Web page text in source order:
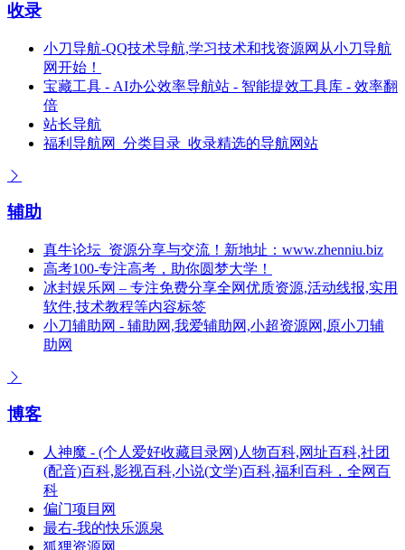
收录
小刀导航-QQ技术导航,学习技术和找资源网从小刀导航
网开始！
宝藏工具 - AI办公效率导航站 - 智能提效工具库 - 效率翻
倍
站长导航
福利导航网_分类目录_收录精选的导航网站
辅助
真牛论坛_资源分享与交流！新地址：www.zhenniu.biz
高考100-专注高考，助你圆梦大学！
冰封娱乐网 – 专注免费分享全网优质资源,活动线报,实用
软件,技术教程等内容标签
小刀辅助网 - 辅助网,我爱辅助网,小超资源网,原小刀辅
助网
博客
人神魔 - (个人爱好收藏目录网)人物百科,网址百科,社团
(配音)百科,影视百科,小说(文学)百科,福利百科，全网百
科
偏门项目网
最右-我的快乐源泉
狐狸资源网